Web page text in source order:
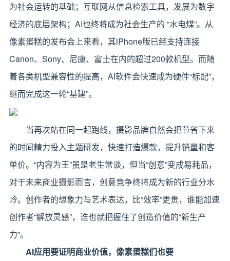
为社会运转的基础；互联网从信息检索工具，发展为数字
经济的底层架构；AI也终将成为社会生产的 “水电煤”。从
像素蛋糕的发布会上来看，其iPhone版已经支持连接
Canon、Sony、尼康、富士在内的超过200款机型。而随
着各类机型兼容性的提高，AI软件会快速成为硬件“标配”，
继而完成这一轮“基建”。
当再次站在同一起跑线，摄影品牌自然会把节省下来
的时间精力投入主题研发，快速打造爆款，提升销量和客
单价。“内容为王”虽是老生常谈，但当“创意”变成易耗品，
对于未来商业摄影而言，创意竞争终将成为新的行业分水
岭。创作者的想象力与艺术表达，比“效率”更贵，谁能加速
创作者“解放灵感”，谁也就把握住了创造价值的“新生产
力”。
AI应用要证明商业价值，像素蛋糕们也要